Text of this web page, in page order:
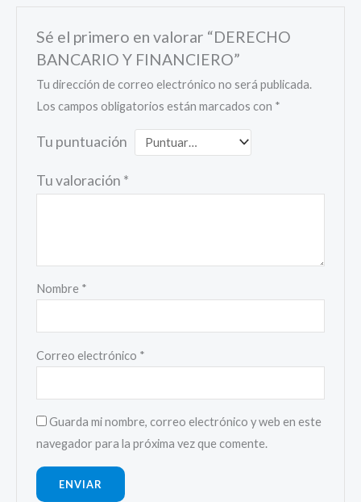
Sé el primero en valorar “DERECHO
BANCARIO Y FINANCIERO”
Tu dirección de correo electrónico no será publicada.
Los campos obligatorios están marcados con *
Tu puntuación
Tu valoración *
Nombre *
Correo electrónico *
Guarda mi nombre, correo electrónico y web en este
navegador para la próxima vez que comente.